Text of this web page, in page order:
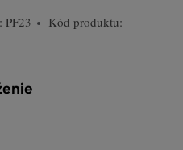
PF23
Kód produktu: